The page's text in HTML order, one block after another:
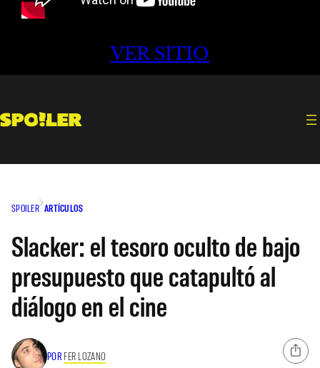
VER SITIO
SPOILER ARTÍCULOS
Slacker: el tesoro oculto de bajo
presupuesto que catapultó al
diálogo en el cine
POR FER LOZANO